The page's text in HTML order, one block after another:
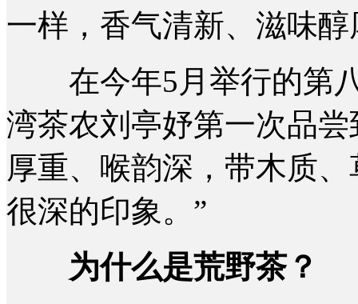
一样，香气清新、滋味
在今年5月举行的第八
湾茶农刘亭妤第一次品
厚重、喉韵深，带木质
很深的印象。”
为什么是荒野茶？